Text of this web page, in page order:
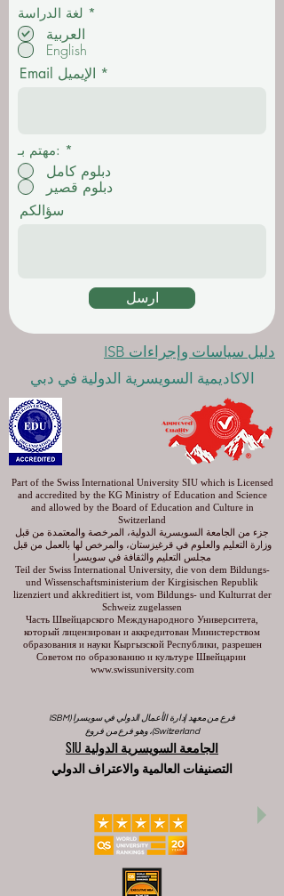
لغة الدراسة *
م
ي
العربية
English
Email الإيميل
مهتم بـ: *
دبلوم كامل
دبلوم قصير
سؤالكم
ارسل
دليل سياسات وإجراءات ISB
الاكاديمية السويسرية الدولية في دبي
Part of the Swiss International University SIU which is Licensed
and accredited by the KG Ministry of Education and Science
and allowed by the Board of Education and Culture in
Switzerland
جزء من الجامعة السويسرية الدولية، المرخصة والمعتمدة من قبل
وزارة التعليم والعلوم في قرغيزستان، والمرخص لها بالعمل من قبل
مجلس التعليم والثقافة في سويسرا
Teil der Swiss International University, die von dem Bildungs-
und Wissenschaftsministerium der Kirgisischen Republik
lizenziert und akkreditiert ist, vom Bildungs- und Kulturrat der
Schweiz zugelassen
Часть Швейцарского Международного Университета,
который лицензирован и аккредитован Министерством
образования и науки Кыргызской Республики, разрешен
Советом по образованию и культуре Швейцарии
www.swissuniversity.com
فرع من معهد إدارة الأعمال الدولي في سويسرا (ISBM
Switzerland)، وهو فرع من فروع
الجامعة السويسرية الدولية SIU
التصنيفات العالمية والاعتراف الدولي